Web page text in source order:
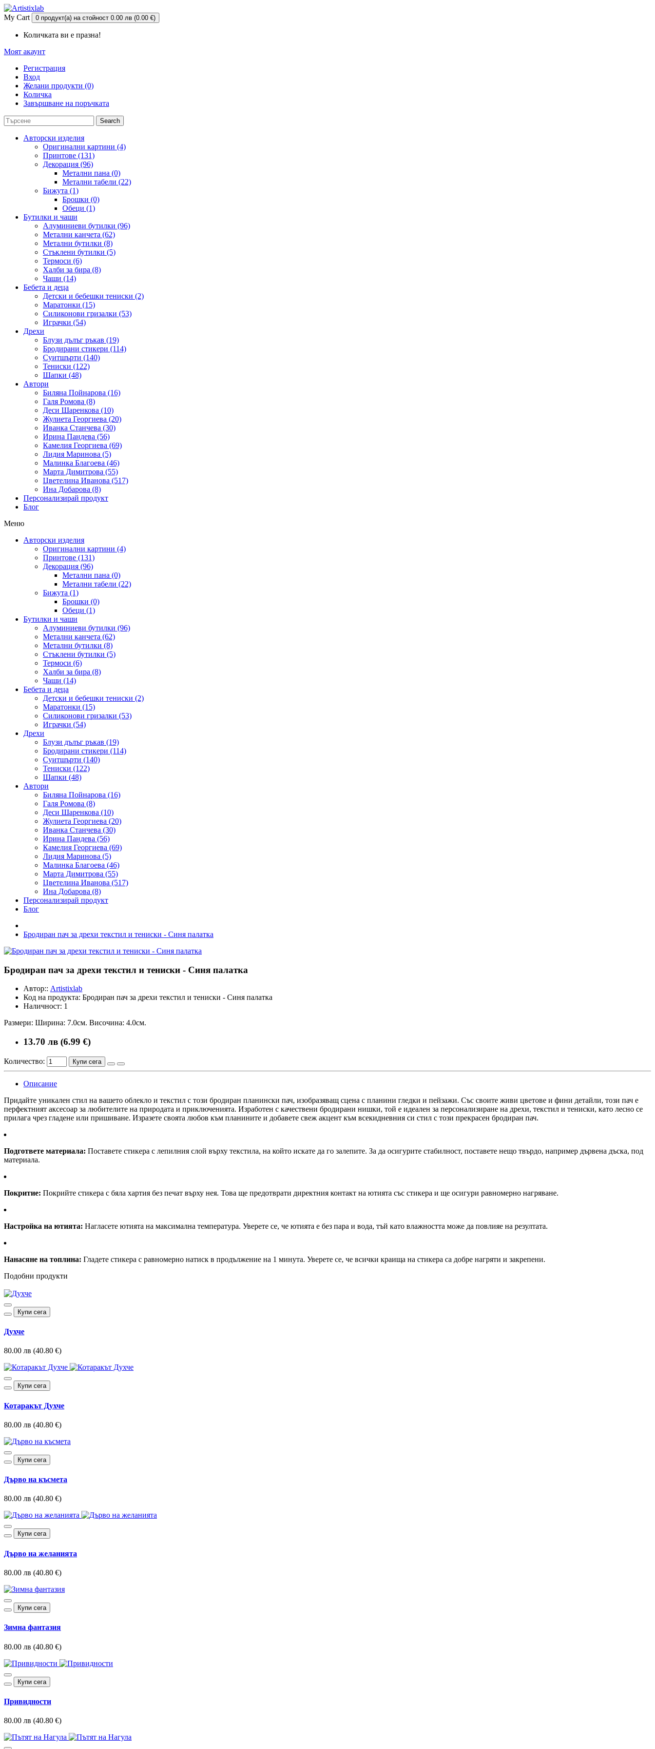
My Cart 0 продукт(а) на стойност 0.00 лв (0.00 €)
Количката ви е празна!
Моят акаунт
Регистрация
Вход
Желани продукти (0)
Количка
Завършване на поръчката
Search
Авторски изделия
Оригинални картини (4)
Принтове (131)
Декорация (96)
Метални пана (0)
Метални табели (22)
Бижута (1)
Брошки (0)
Обеци (1)
Бутилки и чаши
Алуминиеви бутилки (96)
Метални канчета (62)
Метални бутилки (8)
Стъклени бутилки (5)
Термоси (6)
Халби за бира (8)
Чаши (14)
Бебета и деца
Детски и бебешки тениски (2)
Маратонки (15)
Силиконови гризалки (53)
Играчки (54)
Дрехи
Блузи дълъг ръкав (19)
Бродирани стикери (114)
Суитшърти (140)
Тениски (122)
Шапки (48)
Автори
Биляна Пойнарова (16)
Галя Ромова (8)
Деси Шаренкова (10)
Жулиета Георгиева (20)
Иванка Станчева (30)
Ирина Пандева (56)
Камелия Георгиева (69)
Лидия Маринова (5)
Малинка Благоева (46)
Марта Димитрова (55)
Цветелина Иванова (517)
Ина Добарова (8)
Персонализирай продукт
Блог
Меню
Авторски изделия
Оригинални картини (4)
Принтове (131)
Декорация (96)
Метални пана (0)
Метални табели (22)
Бижута (1)
Брошки (0)
Обеци (1)
Бутилки и чаши
Алуминиеви бутилки (96)
Метални канчета (62)
Метални бутилки (8)
Стъклени бутилки (5)
Термоси (6)
Халби за бира (8)
Чаши (14)
Бебета и деца
Детски и бебешки тениски (2)
Маратонки (15)
Силиконови гризалки (53)
Играчки (54)
Дрехи
Блузи дълъг ръкав (19)
Бродирани стикери (114)
Суитшърти (140)
Тениски (122)
Шапки (48)
Автори
Биляна Пойнарова (16)
Галя Ромова (8)
Деси Шаренкова (10)
Жулиета Георгиева (20)
Иванка Станчева (30)
Ирина Пандева (56)
Камелия Георгиева (69)
Лидия Маринова (5)
Малинка Благоева (46)
Марта Димитрова (55)
Цветелина Иванова (517)
Ина Добарова (8)
Персонализирай продукт
Блог
Бродиран пач за дрехи текстил и тениски - Синя палатка
Бродиран пач за дрехи текстил и тениски - Синя палатка
Автор:: Artistixlab
Код на продукта: Бродиран пач за дрехи текстил и тениски - Синя палатка
Наличност: 1
Размери: Ширина: 7.0см. Височина: 4.0см.
13.70 лв (6.99 €)
Количество: Купи сега
Описание
Придайте уникален стил на вашето облекло и текстил с този бродиран планински пач, изобразяващ сцена с планини гледки и пейзажи. Със своите живи цветове и фини детайли, този пач е
перфектният аксесоар за любителите на природата и приключенията. Изработен с качествени бродирани нишки, той е идеален за персонализиране на дрехи, текстил и тениски, като лесно се
прилага чрез гладене или пришиване. Изразете своята любов към планините и добавете свеж акцент към всекидневния си стил с този прекрасен бродиран пач.
Подгответе материала: Поставете стикера с лепилния слой върху текстила, на който искате да го залепите. За да осигурите стабилност, поставете нещо твърдо, например дървена дъска, под
материала.
Покритие: Покрийте стикера с бяла хартия без печат върху нея. Това ще предотврати директния контакт на ютията със стикера и ще осигури равномерно нагряване.
Настройка на ютията: Нагласете ютията на максимална температура. Уверете се, че ютията е без пара и вода, тъй като влажността може да повлияе на резултата.
Нанасяне на топлина: Гладете стикера с равномерно натиск в продължение на 1 минута. Уверете се, че всички краища на стикера са добре нагряти и закрепени.
Подобни продукти
Купи сега
Духче
80.00 лв (40.80 €)
Купи сега
Котаракът Духче
80.00 лв (40.80 €)
Купи сега
Дърво на късмета
80.00 лв (40.80 €)
Купи сега
Дърво на желанията
80.00 лв (40.80 €)
Купи сега
Зимна фантазия
80.00 лв (40.80 €)
Купи сега
Привидности
80.00 лв (40.80 €)